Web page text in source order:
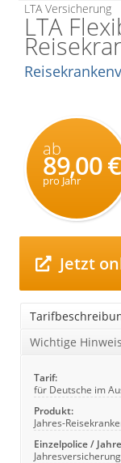
LTA Versicherung
LTA
ab
89,00 €
pro Jahr
Jetzt
Wichtige
Tarif:
für Deutsche im
Produkt:
Jahres-
Einzelpolice /